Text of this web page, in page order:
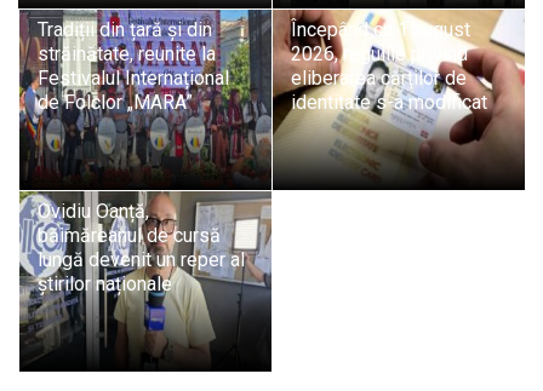
Tradiții din țară și din
străinătate, reunite la
Festivalul Internațional
de Folclor „MARA”
Începând cu 1 august
2026, regulile privind
eliberarea cărților de
identitate s-a modificat
Ovidiu Oanță,
băimăreanul de cursă
lungă devenit un reper al
știrilor naționale